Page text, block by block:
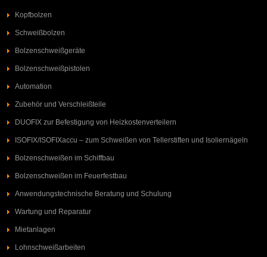
Kopfbolzen
Schweißbolzen
Bolzenschweißgeräte
Bolzenschweißpistolen
Automation
Zubehör und Verschleißteile
DUOFIX zur Befestigung von Heizkostenverteilern
ISOFIX/ISOFIXaccu – zum Schweißen von Tellerstiften und Isoliernägeln
Bolzenschweißen im Schiffbau
Bolzenschweißen im Feuerfestbau
Anwendungstechnische Beratung und Schulung
Wartung und Reparatur
Mietanlagen
Lohnschweißarbeiten